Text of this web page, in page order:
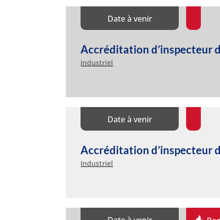
Date à venir
Accréditation d’inspecteur
Industriel
Date à venir
Accréditation d’inspecteur
Industriel